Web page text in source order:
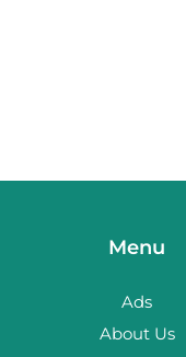
Menu
Ads
About Us